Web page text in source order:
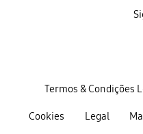
Termos & Condições
Cookies Legal